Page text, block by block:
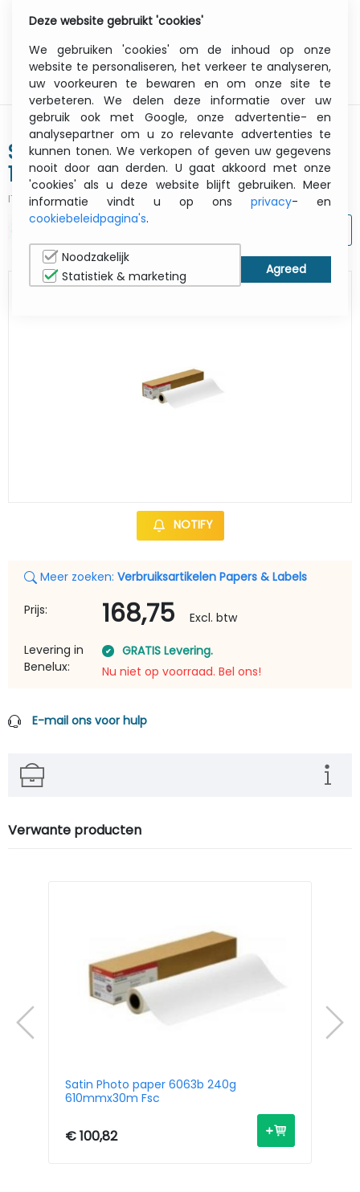
Satin Photo paper 6063b 240g
1067mmx30m Fsc
ITCurry #:0874M072| Article #: 97003183
NOTIFY
Meer zoeken: Verbruiksartikelen Papers & Labels
Prijs: 168,75
Excl. btw
Levering in
Benelux:
GRATIS Levering.
Nu niet op voorraad. Bel ons!
E-mail ons voor hulp
Verwante producten
Satin Photo paper 6063b 240g
610mmx30m Fsc
€ 100,82
Deze website gebruikt 'cookies'
We gebruiken 'cookies' om de inhoud op onze
website te personaliseren, het verkeer te analyseren,
uw voorkeuren te bewaren en om onze site te
verbeteren. We delen deze informatie over uw
gebruik ook met Google, onze advertentie- en
analysepartner om u zo relevante advertenties te
kunnen tonen. We verkopen of geven uw gegevens
nooit door aan derden. U gaat akkoord met onze
'cookies' als u deze website blijft gebruiken. Meer
informatie vindt u op ons privacy- en
cookiebeleidpagina's.
Noodzakelijk
Statistiek & marketing